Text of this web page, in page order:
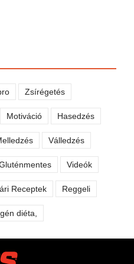
Zsírégetés
Motiváció Hasedzés
Válledzés
Videók
Receptek Reggeli
diéta,